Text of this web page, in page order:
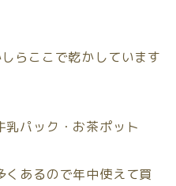
らここで乾かしています
パック・お茶ポット
あるので年中使えて買